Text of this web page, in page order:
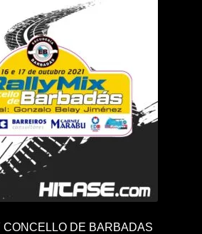
CONCELLO DE BARBADAS